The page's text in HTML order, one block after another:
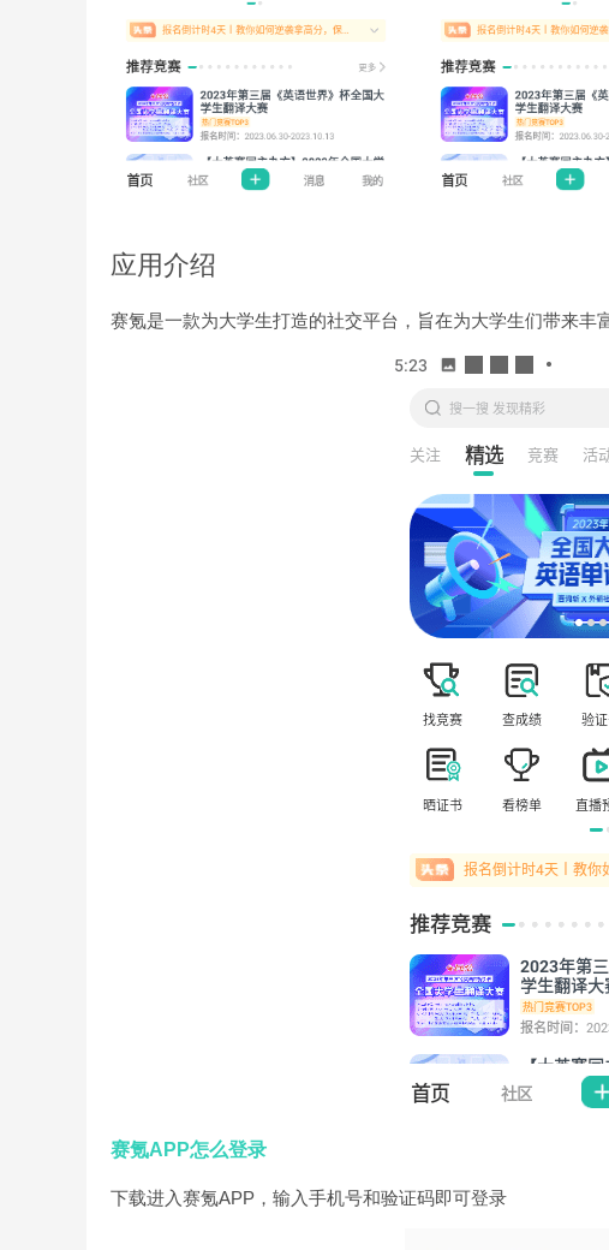
应用介绍
赛氪是一款为大学生打造的社交平台，旨在为大学生们带来丰
赛氪APP怎么登录
下载进入赛氪APP，输入手机号和验证码即可登录